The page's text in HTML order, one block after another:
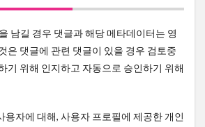
남길 경우 댓글과 해당 메타데이터는 영
은 댓글에 관련 댓글이 있을 경우 검토중
기 위해 인지하고 자동으로 승인하기 위해
용자에 대해, 사용자 프로필에 제공한 개인